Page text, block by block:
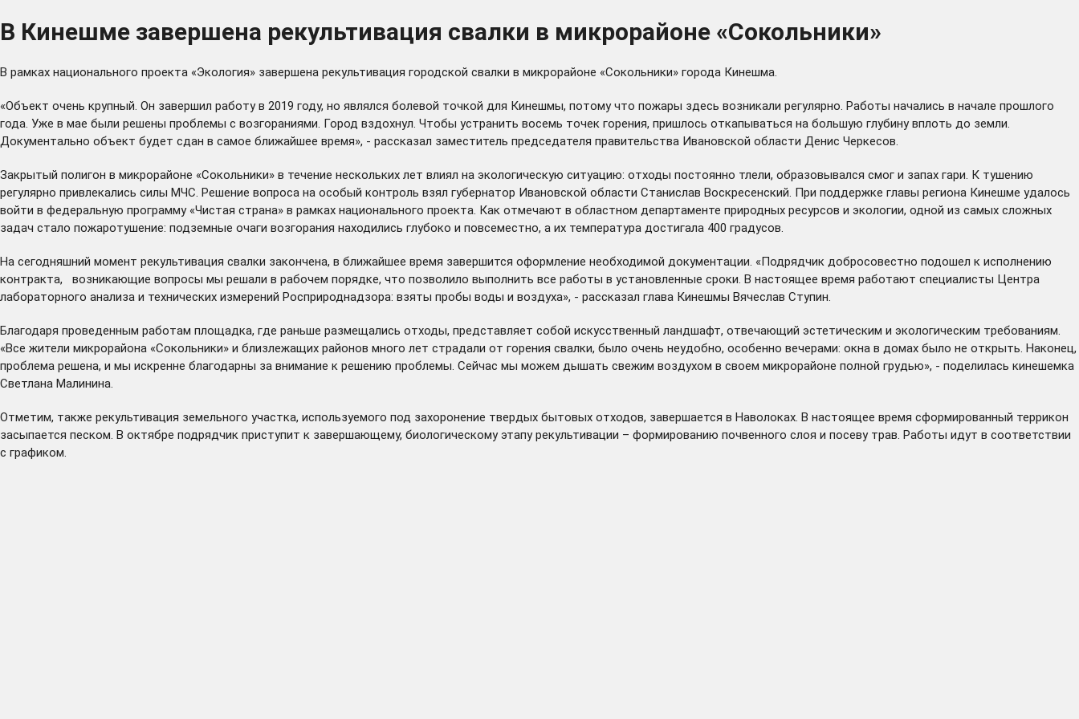
В Кинешме завершена рекультивация свалки в микрорайоне «Сокольники»
В рамках национального проекта «Экология» завершена рекультивация городской свалки в микрорайоне «Сокольники» города Кинешма.
«Объект очень крупный. Он завершил работу в 2019 году, но являлся болевой точкой для Кинешмы, потому что пожары здесь возникали регулярно. Работы начались в начале прошлого
года. Уже в мае были решены проблемы с возгораниями. Город вздохнул. Чтобы устранить восемь точек горения, пришлось откапываться на большую глубину вплоть до земли.
Документально объект будет сдан в самое ближайшее время», - рассказал заместитель председателя правительства Ивановской области Денис Черкесов.
Закрытый полигон в микрорайоне «Сокольники» в течение нескольких лет влиял на экологическую ситуацию: отходы постоянно тлели, образовывался смог и запах гари. К тушению
регулярно привлекались силы МЧС. Решение вопроса на особый контроль взял губернатор Ивановской области Станислав Воскресенский. При поддержке главы региона Кинешме удалось
войти в федеральную программу «Чистая страна» в рамках национального проекта. Как отмечают в областном департаменте природных ресурсов и экологии, одной из самых сложных
задач стало пожаротушение: подземные очаги возгорания находились глубоко и повсеместно, а их температура достигала 400 градусов.
На сегодняшний момент рекультивация свалки закончена, в ближайшее время завершится оформление необходимой документации. «Подрядчик добросовестно подошел к исполнению
контракта, возникающие вопросы мы решали в рабочем порядке, что позволило выполнить все работы в установленные сроки. В настоящее время работают специалисты Центра
лабораторного анализа и технических измерений Росприроднадзора: взяты пробы воды и воздуха», - рассказал глава Кинешмы Вячеслав Ступин.
Благодаря проведенным работам площадка, где раньше размещались отходы, представляет собой искусственный ландшафт, отвечающий эстетическим и экологическим требованиям.
«Все жители микрорайона «Сокольники» и близлежащих районов много лет страдали от горения свалки, было очень неудобно, особенно вечерами: окна в домах было не открыть. Наконец,
проблема решена, и мы искренне благодарны за внимание к решению проблемы. Сейчас мы можем дышать свежим воздухом в своем микрорайоне полной грудью», - поделилась кинешемка
Светлана Малинина.
Отметим, также рекультивация земельного участка, используемого под захоронение твердых бытовых отходов, завершается в Наволоках. В настоящее время сформированный террикон
засыпается песком. В октябре подрядчик приступит к завершающему, биологическому этапу рекультивации – формированию почвенного слоя и посеву трав. Работы идут в соответствии
с графиком.